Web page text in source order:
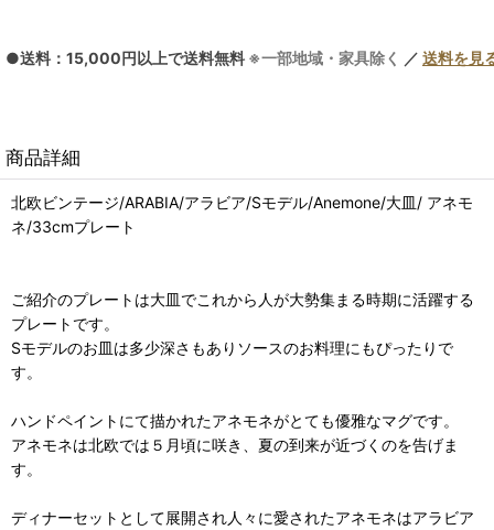
●送料：15,000円以上で送料無料 ※一部地域・家具除く ／ 送料を見
商品詳細
北欧ビンテージ/ARABIA/アラビア/Sモデル/Anemone/大皿/ アネモ
ネ/33cmプレート
ご紹介のプレートは大皿でこれから人が大勢集まる時期に活躍する
プレートです。
Sモデルのお皿は多少深さもありソースのお料理にもぴったりで
す。
ハンドペイントにて描かれたアネモネがとても優雅なマグです。
アネモネは北欧では５月頃に咲き、夏の到来が近づくのを告げま
す。
ディナーセットとして展開され人々に愛されたアネモネはアラビア